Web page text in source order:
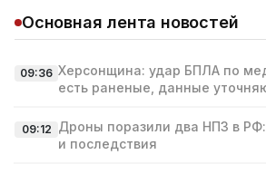
Основная лента новостей
09:36 Херсонщина: удар БПЛА по
есть раненые, данные
09:12 Дроны поразили два НПЗ в
и последствия